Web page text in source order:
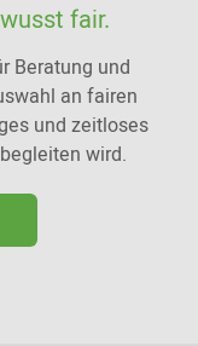
fair.
Beratung und
an fairen
und zeitloses
wird.